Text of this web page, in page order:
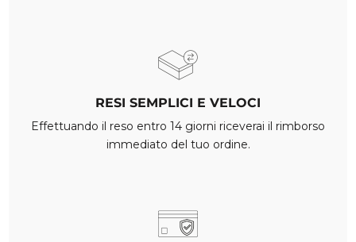
RESI SEMPLICI E VELOCI
Effettuando il reso entro 14 giorni riceverai il rimborso
immediato del tuo ordine.